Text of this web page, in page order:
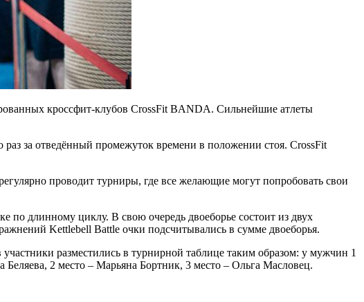
кроссфит-клубов CrossFit BANDA. Сильнейшие атлеты
за отведённый промежуток времени в положении стоя. CrossFit
проводит турниры, где все желающие могут попробовать свои
длинному циклу. В свою очередь двоеборье состоит из двух
Kettlebell Battle очки подсчитывались в сумме двоеборья.
разместились в турнирной таблице таким образом: у мужчин 1
2 место – Марьяна Бортник, 3 место – Ольга Масловец.